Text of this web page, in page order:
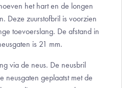
het hart en de longen
Deze zuurstofbril is voorzien
toevoerslang. De afstand in
is 21 mm.
via de neus. De neusbril
neusgaten geplaatst met de